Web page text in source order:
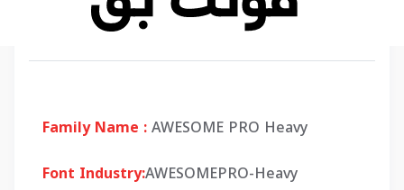
Family Name :AWESOME PRO Heavy
Font Industry:AWESOMEPRO-Heavy